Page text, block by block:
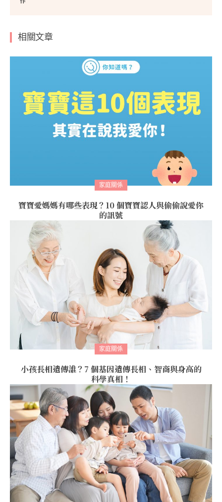
相關文章
家庭關係
寶寶愛媽媽有哪些表現？10 個寶寶認人與偷偷說愛你
的訊號
家庭關係
小孩長相遺傳誰？7 個基因遺傳長相、智商與身高的
科學真相！